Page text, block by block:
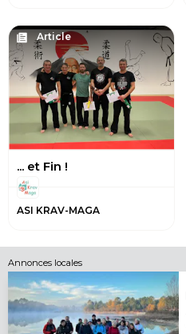
Article
... et Fin !
ASI KRAV-MAGA
Annonces locales